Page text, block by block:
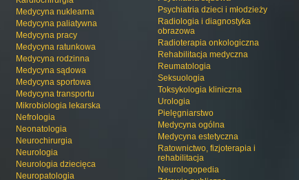
Medycyna nuklearna
Medycyna paliatywna
Medycyna pracy
Medycyna ratunkowa
Medycyna rodzinna
Medycyna sądowa
Medycyna sportowa
Medycyna transportu
Mikrobiologia lekarska
Nefrologia
Neonatologia
Neurochirurgia
Neurologia
Neurologia dziecięca
Neuropatologia
Psychiatria dzieci i młodzieży
Radiologia i diagnostyka
obrazowa
Radioterapia onkologiczna
Rehabilitacja medyczna
Reumatologia
Seksuologia
Toksykologia kliniczna
Urologia
Pielęgniarstwo
Medycyna ogólna
Medycyna estetyczna
Ratownictwo, fizjoterapia i
rehabilitacja
Neurologopedia